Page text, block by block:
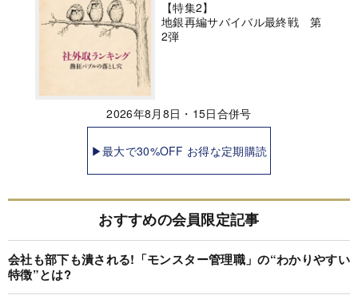
【特集2】
地銀再編サバイバル最終戦 第
2弾
2026年8月8日・15日合併号
▶最大で30%OFF お得な定期購読
おすすめの会員限定記事
会社も部下も潰される!「モンスター管理職」の“わかりやすい
特徴”とは?